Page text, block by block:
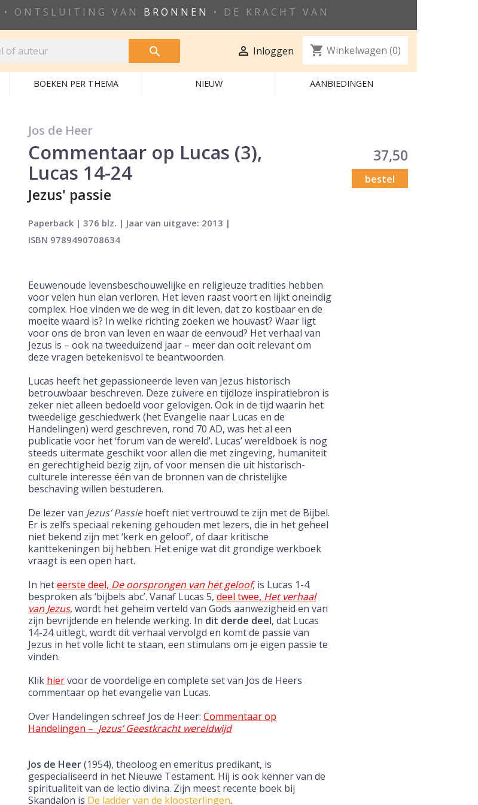
• ONTSLUITING VAN BRONNEN
• DE KRACHT VAN
  Inloggen shopping_cart Winkelwagen (0)
BOEKEN PER THEMA NIEUW AANBIEDINGEN
Jos de Heer
Commentaar op Lucas (3),
Lucas 14-24
Jezus' passie
37,50
bestel
Paperback | 376 blz. | Jaar van uitgave: 2013 |
ISBN 9789490708634
Eeuwenoude levensbeschouwelijke en religieuze tradities hebben
voorvelen hun elan verloren. Het leven raast voort en lijkt oneindig
complex. Hoe vinden we de weg in dit leven, dat zo kostbaar en de
moeite waard is? In welke richting zoeken we houvast? Waar ligt
voor ons de bron van leven en waar de eenvoud? Het verhaal van
Jezus is – ook na tweeduizend jaar – meer dan ooit relevant om
deze vragen betekenisvol te beantwoorden.
Lucas heeft het gepassioneerde leven van Jezus historisch
betrouwbaar beschreven. Deze zuivere en tijdloze inspiratiebron is
zeker niet alleen bedoeld voor gelovigen. Ook in de tijd waarin het
tweedelige geschiedwerk(het Evangelie naar Lucas en de
Handelingen) werd geschreven, rond 70 AD, was het al een
publicatie voor het ‘forum van de wereld’. Lucas’ wereldboek is nog
steeds uitermate geschikt voor allen die met zingeving, humaniteit
en gerechtigheid bezig zijn, of voor mensen die uit historisch-
culturele interesse één van de bronnen van de christelijke
beschaving willen bestuderen.
De lezer van Jezus’ Passiehoeft niet vertrouwd te zijn met de Bijbel.
Er is zelfs speciaal rekening gehouden met lezers, die in het geheel
niet bekend zijn met ‘kerk en geloof’, of daar kritische
kanttekeningen bij hebben. Het enige wat dit grondige werkboek
vraagt is een open hart.
In heteerste deel, De oorsprongen van het geloof, is Lucas 1-4
besproken als ‘bijbels abc’. Vanaf Lucas 5, deel twee, Het verhaal
van Jezus, wordt het geheim verteld van Gods aanwezigheid en van
zijn bevrijdende en helende werking. In dit derde deel, dat Lucas
14-24 uitlegt, wordt dit verhaal vervolgd en komt de passie van
Jezus in hetvolle licht te staan, een stimulans om je eigen passie te
vinden.
Klik hiervoor de voordelige en complete set van Jos de Heers
commentaar op het evangelie van Lucas.
Over Handelingen schreef Jos de Heer: Commentaar op
Handelingen – Jezus’ Geestkracht wereldwijd
Jos de Heer(1954), theoloog en emeritus predikant, is
gespecialiseerd in het Nieuwe Testament. Hij is ook kenner van de
spiritualiteit van de lectio divina. Zijn meest recente boek bij
Skandalon is De ladder van de kloosterlingen.